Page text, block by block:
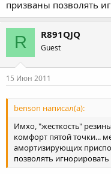
призваны позволять
R R891QJQ
Guest
15 Июн 2011
benson написал(а):
Имхо, "жесткость"
комфорт пятой точки...
амортизирующих
позволять